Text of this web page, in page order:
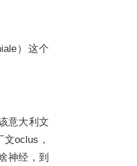
）这个
意大利文
oclus，
神经，到